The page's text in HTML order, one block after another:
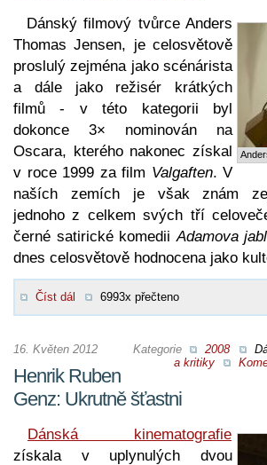
Dánský filmový tvůrce Anders
Thomas Jensen, je celosvětově
proslulý zejména jako scénárista
a dále jako režisér krátkých
filmů - v této kategorii byl
dokonce 3× nominován na
Oscara, kterého nakonec získal
v roce 1999 za film Valgaften. V
naších zemích je však znám
jednoho z celkem svých tří
černé satirické komedii Adamova
dnes celosvětově hodnocena jako
Číst dál 6993x přečteno
Kategorie 2008
a kritiky
16. Květen 2012
Henrik Ruben
Genz: Ukrutně šťastni
Dánská kinematografie
získala v uplynulých dvou